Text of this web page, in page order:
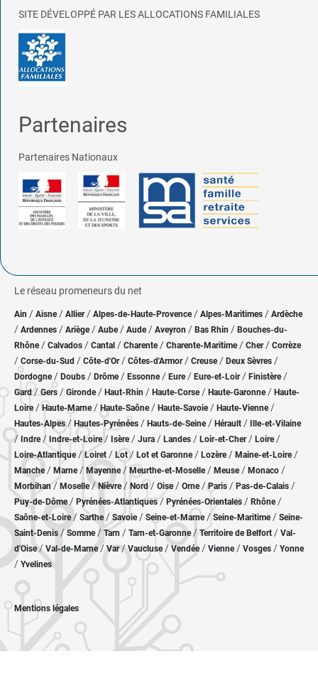
SITE DÉVELOPPÉ PAR LES ALLOCATIONS FAMILIALES
Partenaires
Partenaires Nationaux
Le réseau promeneurs du net
Ain / Aisne/ Allier/ Alpes-de-Haute-Provence / Alpes-Maritimes / Ardèche
/ Ardennes / Ariège/ Aube/ Aude / Aveyron / Bas Rhin / Bouches-du-
Rhône/ Calvados / Cantal / Charente / Charente-Maritime/ Cher / Corrèze
/ Corse-du-Sud / Côte-d'Or / Côtes-d'Armor/ Creuse/ Deux Sèvres /
Dordogne/ Doubs / Drôme/ Essonne / Eure/ Eure-et-Loir / Finistère/
Gard/Gers / Gironde/ Haut-Rhin / Haute-Corse/ Haute-Garonne/ Haute-
Loire/Haute-Marne/ Haute-Saône/ Haute-Savoie/ Haute-Vienne/
Hautes-Alpes/ Hautes-Pyrénées / Hauts-de-Seine/ Hérault / Ille-et-Vilaine
/ Indre/ Indre-et-Loire/ Isère/ Jura / Landes / Loir-et-Cher/ Loire/
Loire-Atlantique/ Loiret / Lot/ Lot et Garonne/ Lozère / Maine-et-Loire/
Manche/ Marne/ Mayenne/ Meurthe-et-Moselle/ Meuse/ Monaco /
Morbihan/ Moselle/ Nièvre / Nord/ Oise / Orne/Paris / Pas-de-Calais /
Puy-de-Dôme/ Pyrénées-Atlantiques / Pyrénées-Orientales / Rhône/
Saône-et-Loire/ Sarthe/ Savoie/ Seine-et-Marne/ Seine-Maritime/ Seine-
Saint-Denis /Somme/ Tarn / Tarn-et-Garonne/Territoire de Belfort / Val-
d'Oise/ Val-de-Marne/Var/Vaucluse/ Vendée/ Vienne/ Vosges / Yonne
/ Yvelines
Mentions légales